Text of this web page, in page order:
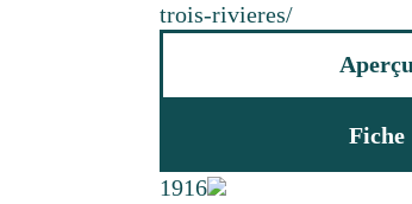
trois-rivieres/
Aperçu
Fiche
1916